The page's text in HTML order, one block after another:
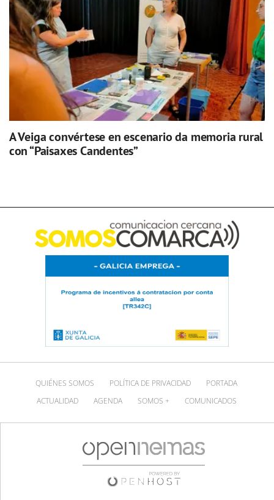
A Veiga convértese en escenario da memoria rural
con “Paisaxes Candentes”
QUIÉNES SOMOS POLÍTICA DE PRIVACIDAD
PORTADA
ACTUALIDAD
AGENDA SOMOS + COMUNICADOS